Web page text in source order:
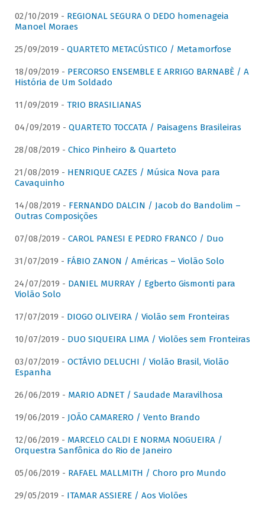
02/10/2019 - REGIONAL SEGURA O DEDO homenageia
Manoel Moraes
25/09/2019 - QUARTETO METACÚSTICO / Metamorfose
18/09/2019 - PERCORSO ENSEMBLE E ARRIGO BARNABÈ / A
História de Um Soldado
11/09/2019 - TRIO BRASILIANAS
04/09/2019 - QUARTETO TOCCATA / Paisagens Brasileiras
28/08/2019 - Chico Pinheiro & Quarteto
21/08/2019 - HENRIQUE CAZES / Música Nova para
Cavaquinho
14/08/2019 - FERNANDO DALCIN / Jacob do Bandolim –
Outras Composições
07/08/2019 - CAROL PANESI E PEDRO FRANCO / Duo
31/07/2019 - FÁBIO ZANON / Américas – Violão Solo
24/07/2019 - DANIEL MURRAY / Egberto Gismonti para
Violão Solo
17/07/2019 - DIOGO OLIVEIRA / Violão sem Fronteiras
10/07/2019 - DUO SIQUEIRA LIMA / Violões sem Fronteiras
03/07/2019 - OCTÁVIO DELUCHI / Violão Brasil, Violão
Espanha
26/06/2019 - MARIO ADNET / Saudade Maravilhosa
19/06/2019 - JOÃO CAMARERO / Vento Brando
12/06/2019 - MARCELO CALDI E NORMA NOGUEIRA /
Orquestra Sanfônica do Rio de Janeiro
05/06/2019 - RAFAEL MALLMITH / Choro pro Mundo
29/05/2019 - ITAMAR ASSIERE / Aos Violões